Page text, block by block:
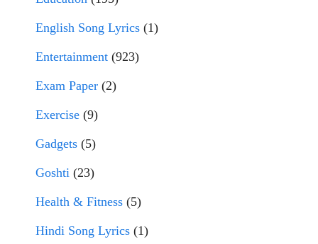
English Song Lyrics (1)
Entertainment (923)
Exam Paper (2)
Exercise (9)
Gadgets (5)
Goshti (23)
Health & Fitness (5)
Hindi Song Lyrics (1)